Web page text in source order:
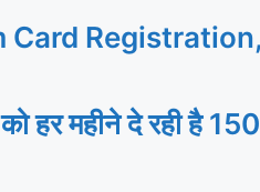
Card
महीने दे रही है